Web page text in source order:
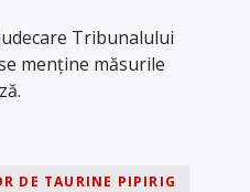
Tribunalului
menține măsurile
DE TAURINE PIPIRIG